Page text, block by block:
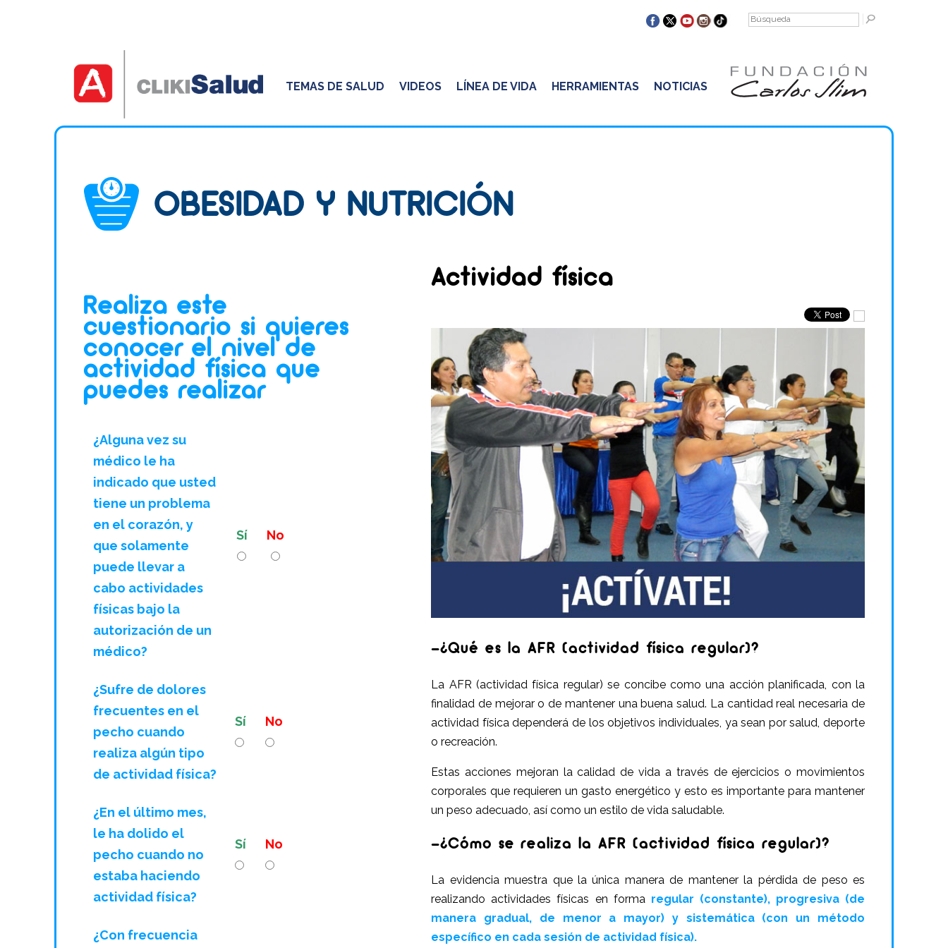
TEMAS DE SALUD VIDEOS LÍNEA DE VIDA HERRAMIENTAS NOTICIAS
OBESIDAD Y NUTRICIÓN
Actividad física
-¿Qué es la AFR (actividad física regular)?
La AFR (actividad física regular) se concibe como una acción planificada, con la
finalidad de mejorar o de mantener una buena salud. La cantidad real necesaria de
actividad física dependerá de los objetivos individuales, ya sean por salud, deporte
o recreación.
Estas acciones mejoran la calidad de vida a través de ejercicios o movimientos
corporales que requieren un gasto energético y esto es importante para mantener
un peso adecuado, así como un estilo de vida saludable.
-¿Cómo se realiza la AFR (actividad física regular)?
La evidencia muestra que la única manera de mantener la pérdida de peso es
realizando actividades físicas en forma regular (constante), progresiva (de
manera gradual, de menor a mayor) y sistemática (con un método
específico en cada sesión de actividad física).
Realiza este
cuestionario si quieres
conocer el nivel de
actividad física que
puedes realizar
¿Alguna vez su
médico le ha
indicado que usted
tiene un problema
en el corazón, y
que solamente
puede llevar a
cabo actividades
físicas bajo la
autorización de un
médico?
Sí No
¿Sufre de dolores
frecuentes en el
pecho cuando
realiza algún tipo
de actividad física?
Sí No
¿En el último mes,
le ha dolido el
pecho cuando no
estaba haciendo
actividad física?
Sí No
¿Con frecuencia